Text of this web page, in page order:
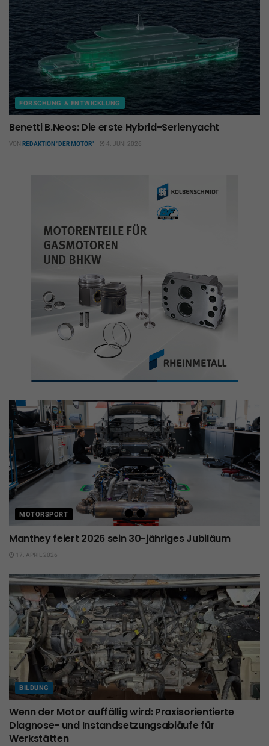
FORSCHUNG & ENTWICKLUNG
Benetti B.Neos: Die erste Hybrid-Serienyacht
VON REDAKTION "DER MOTOR" 4. JUNI 2026
MOTORSPORT
Manthey feiert 2026 sein 30-jähriges Jubiläum
17. APRIL 2026
BILDUNG
Wenn der Motor auffällig wird: Praxisorientierte
Diagnose- und Instandsetzungsabläufe für
Werkstätten